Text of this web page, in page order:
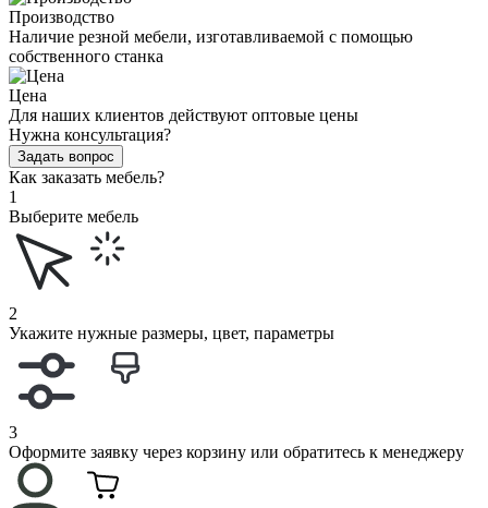
Производство
Наличие резной мебели, изготавливаемой с помощью
собственного станка
Цена
Для наших клиентов действуют оптовые цены
Нужна консультация?
Задать вопрос
Как заказать мебель?
1
Выберите мебель
2
Укажите нужные размеры, цвет, параметры
3
Оформите заявку через корзину или обратитесь к менеджеру